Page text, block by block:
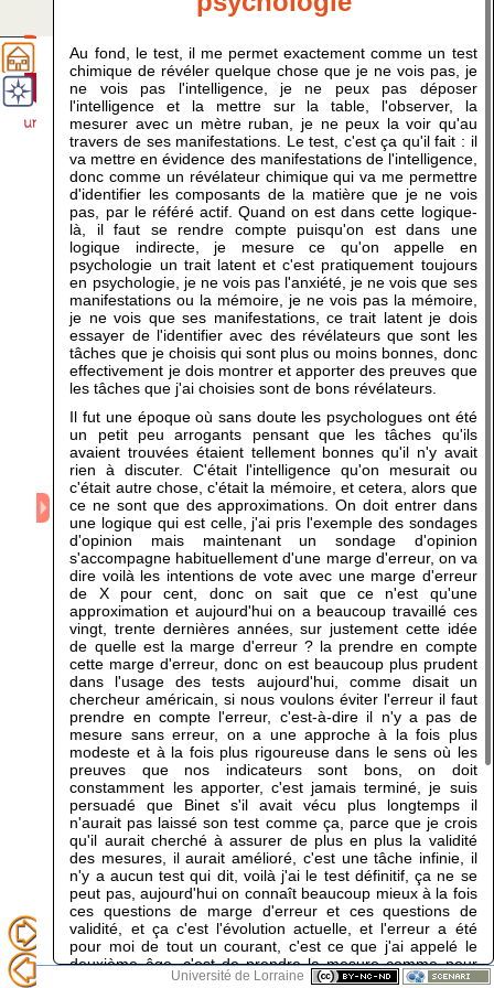
Alfred Binet - naissance de la psychologie
scientifique
Au fond, le test, il me permet exactement comme un test
chimique de révéler quelque chose que je ne vois pas, je
ne vois pas l'intelligence, je ne peux pas déposer
l'intelligence et la mettre sur la table, l'observer, la
mesurer avec un mètre ruban, je ne peux la voir qu'au
travers de ses manifestations. Le test, c'est ça qu'il fait : il
va mettre en évidence des manifestations de l'intelligence,
donc comme un révélateur chimique qui va me permettre
d'identifier les composants de la matière que je ne vois
pas, par le référé actif. Quand on est dans cette logique-
là, il faut se rendre compte puisqu'on est dans une
logique indirecte, je mesure ce qu'on appelle en
psychologie un trait latent et c'est pratiquement toujours
en psychologie, je ne vois pas l'anxiété, je ne vois que ses
manifestations ou la mémoire, je ne vois pas la mémoire,
je ne vois que ses manifestations, ce trait latent je dois
essayer de l'identifier avec des révélateurs que sont les
tâches que je choisis qui sont plus ou moins bonnes, donc
effectivement je dois montrer et apporter des preuves que
les tâches que j'ai choisies sont de bons révélateurs.
Il fut une époque où sans doute les psychologues ont été
un petit peu arrogants pensant que les tâches qu'ils
avaient trouvées étaient tellement bonnes qu'il n'y avait
rien à discuter. C'était l'intelligence qu'on mesurait ou
c'était autre chose, c'était la mémoire, et cetera, alors que
ce ne sont que des approximations. On doit entrer dans
une logique qui est celle, j'ai pris l'exemple des sondages
d'opinion mais maintenant un sondage d'opinion
s'accompagne habituellement d'une marge d'erreur, on va
dire voilà les intentions de vote avec une marge d'erreur
de X pour cent, donc on sait que ce n'est qu'une
approximation et aujourd'hui on a beaucoup travaillé ces
vingt, trente dernières années, sur justement cette idée
de quelle est la marge d'erreur ? la prendre en compte
cette marge d'erreur, donc on est beaucoup plus prudent
dans l'usage des tests aujourd'hui, comme disait un
chercheur américain, si nous voulons éviter l'erreur il faut
prendre en compte l'erreur, c'est-à-dire il n'y a pas de
mesure sans erreur, on a une approche à la fois plus
modeste et à la fois plus rigoureuse dans le sens où les
preuves que nos indicateurs sont bons, on doit
constamment les apporter, c'est jamais terminé, je suis
persuadé que Binet s'il avait vécu plus longtemps il
n'aurait pas laissé son test comme ça, parce que je crois
qu'il aurait cherché à assurer de plus en plus la validité
des mesures, il aurait amélioré, c'est une tâche infinie, il
n'y a aucun test qui dit, voilà j'ai le test définitif, ça ne se
peut pas, aujourd'hui on connaît beaucoup mieux à la fois
ces questions de marge d'erreur et ces questions de
validité, et ça c'est l'évolution actuelle, et l'erreur a été
pour moi de tout un courant, c'est ce que j'ai appelé le
deuxième âge, c'est de prendre la mesure comme pour
argent comptant, par exemple votre QI c'est 110
Université de Lorraine